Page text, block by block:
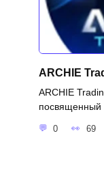
ARCHIE
ARCHIE
посвященный
0 69